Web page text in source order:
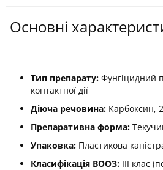
Основні
Тип препарату: Фунгіцидний
контактної дії
Діюча речовина: Карбоксин,
Препаративна форма:
Упаковка: Пластикова
Класифікація ВООЗ: III клас